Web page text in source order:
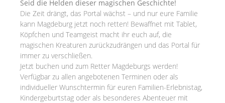
Seid die Helden dieser magischen Geschichte!
Die Zeit drängt, das Portal wächst – und nur eure Familie
kann Magdeburg jetzt noch retten! Bewaffnet mit Tablet,
Köpfchen und Teamgeist macht ihr euch auf, die
magischen Kreaturen zurückzudrängen und das Portal für
immer zu verschließen.
Jetzt buchen und zum Retter Magdeburgs werden!
Verfügbar zu allen angebotenen Terminen oder als
individueller Wunschtermin für euren Familien-Erlebnistag,
Kindergeburtstag oder als besonderes Abenteuer mit